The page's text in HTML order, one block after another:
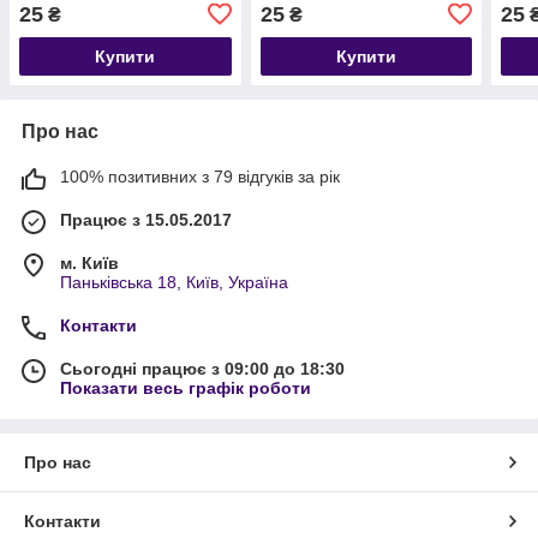
25 ₴
Купити
25₴
Купити
25
Про нас
100% позитивних з 79 відгуків за рік
Працює з 15.05.2017
м. Київ
Паньківська 18, Київ, Україна
Контакти
Сьогодні працює з 09:00 до 18:30
Показати весь графік роботи
Про нас
Контакти